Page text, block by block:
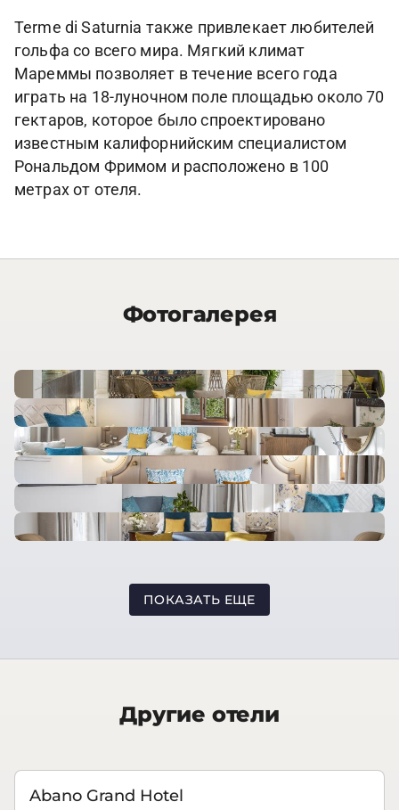
Terme di Saturnia также привлекает любителей
гольфа со всего мира. Мягкий климат
Мареммы позволяет в течение всего года
играть на 18-луночном поле площадью около 70
гектаров, которое было спроектировано
известным калифорнийским специалистом
Рональдом Фримом и расположено в 100
метрах от отеля.
Фотогалерея
ПОКАЗАТЬ ЕЩЕ
Другие отели
Abano Grand Hotel